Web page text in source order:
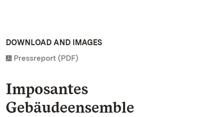
DOWNLOAD AND IMAGES
Pressreport (PDF)
Imposantes
Gebäudeensemble